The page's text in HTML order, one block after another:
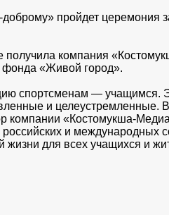
пройдет церемония
получила компания
фонда «Живой город».
спортсменам —​ учащимся.
и целеустремленные.
компании «Костомукша-
и
жизни для всех​ ​учащихся и